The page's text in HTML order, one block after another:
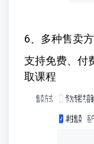
6、多种售卖
支持免费、付
取课程